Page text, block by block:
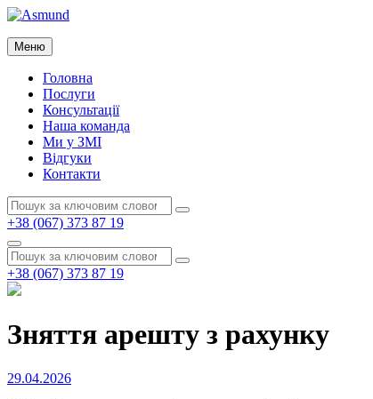
Перейти
вмісту
Asmund
Asmund
Меню
Головна
Послуги
Консультації
Наша команда
Ми у ЗМІ
Відгуки
Контакти
Пошук:
Пошук
+38 (067) 373 87 19
Пошук
Пошук:
Пошук
+38 (067) 373 87 19
Зняття арешту з рахунку
Опубліковано
29.04.2026